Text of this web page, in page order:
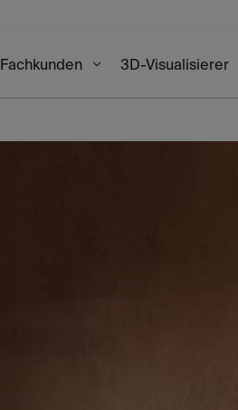
Fachkunden 3D-Visualisierer